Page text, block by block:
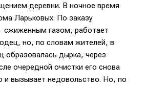
деревни. В ночное время
Ларьковых. По заказу
сжиженным газом, работает
но, по словам жителей, в
образовалась дырка, через
очередной очистки его снова
и вызывает недовольство. Но, по